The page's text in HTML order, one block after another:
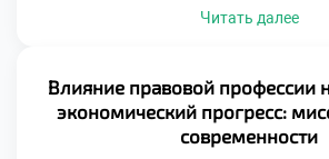
распахивает перед ними
поэтому осознанное обучение в
становится тем самым надежным
позволяет будущим
Читать далее
Влияние правовой профессии
экономический прогресс:
современности